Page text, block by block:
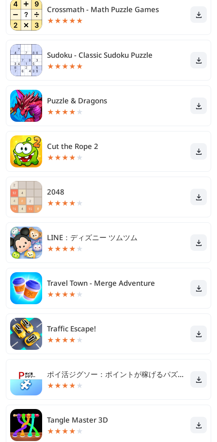
Crossmath - Math Puzzle Games
★★★★★
Sudoku - Classic Sudoku Puzzle
★★★★★
Puzzle & Dragons
★★★★ ★
Cut the Rope 2
★★★★ ★
2048
★★★★ ★
LINE：ディズニー ツムツム
★★★★ ★
Travel Town - Merge Adventure
★★★★ ★
Traffic Escape!
★★★★ ★
ポイ活ジグソー：ポイントが稼げるパズルゲーム
★★★★ ★
Tangle Master 3D
★★★★ ★